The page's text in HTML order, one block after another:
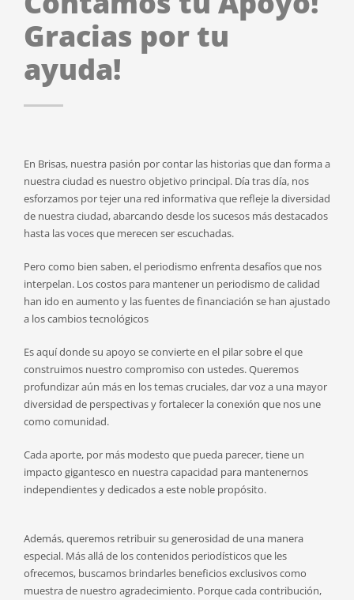
Gracias por tu
ayuda!
En Brisas, nuestra pasión por contar las historias que dan forma a
nuestra ciudad es nuestro objetivo principal. Día tras día, nos
esforzamos por tejer una red informativa que refleje la diversidad
de nuestra ciudad, abarcando desde los sucesos más destacados
hasta las voces que merecen ser escuchadas.
Pero como bien saben, el periodismo enfrenta desafíos que nos
interpelan. Los costos para mantener un periodismo de calidad
han ido en aumento y las fuentes de financiación se han ajustado
a los cambios tecnológicos
Es aquí donde su apoyo se convierte en el pilar sobre el que
construimos nuestro compromiso con ustedes. Queremos
profundizar aún más en los temas cruciales, dar voz a una mayor
diversidad de perspectivas y fortalecer la conexión que nos une
como comunidad.
Cada aporte, por más modesto que pueda parecer, tiene un
impacto gigantesco en nuestra capacidad para mantenernos
independientes y dedicados a este noble propósito.
Además, queremos retribuir su generosidad de una manera
especial. Más allá de los contenidos periodísticos que les
ofrecemos, buscamos brindarles beneficios exclusivos como
muestra de nuestro agradecimiento. Porque cada contribución,